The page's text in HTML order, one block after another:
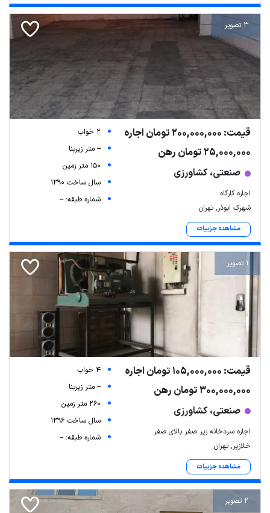
3 تصویر
قیمت: 200,000,000 تومان اجاره
25,000,000 تومان رهن
صنعتی، کشاورزی
اجاره کارگاه
شهرک ابوذر, تهران
مشاهده جزییات
2 خواب
-- متر زیربنا
150 متر زمین
سال ساخت 1390
شماره طبقه: --
1 تصویر
قیمت: 105,000,000 تومان اجاره
300,000,000 تومان رهن
صنعتی، کشاورزی
اجاره سردخانه زیر صفر بالای صفر
خلازیر, تهران
مشاهده جزییات
4 خواب
-- متر زیربنا
260 متر زمین
سال ساخت 1396
شماره طبقه: --
2 تصویر